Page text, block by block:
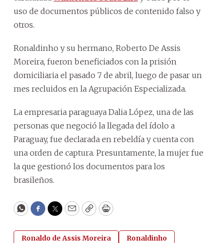
uso de documentos públicos de contenido falso y
otros.
Ronaldinho y su hermano, Roberto De Assis
Moreira, fueron beneficiados con la prisión
domiciliaria el pasado 7 de abril, luego de pasar un
mes recluidos en la Agrupación Especializada.
La empresaria paraguaya Dalia López, una de las
personas que negoció la llegada del ídolo a
Paraguay, fue declarada en rebeldía y cuenta con
una orden de captura. Presuntamente, la mujer fue
la que gestionó los documentos para los
brasileños.
WhatsApp
Facebook
Twitter
EmailCopyPrint
Ronaldo de Assis Moreira
Ronaldinho